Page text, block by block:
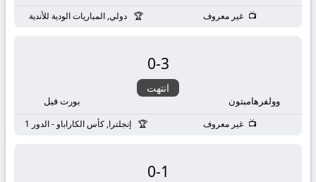
غير معروف دولي, المباريات الودية للأندية
وولفرهامبتون
3
-
0
انتهت
بورت فيل
غير معروف إنجلترا, كأس الكاراباو - الدور 1
1
-
0